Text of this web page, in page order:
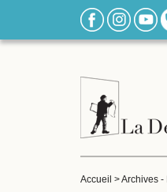
Accueil >Archives -